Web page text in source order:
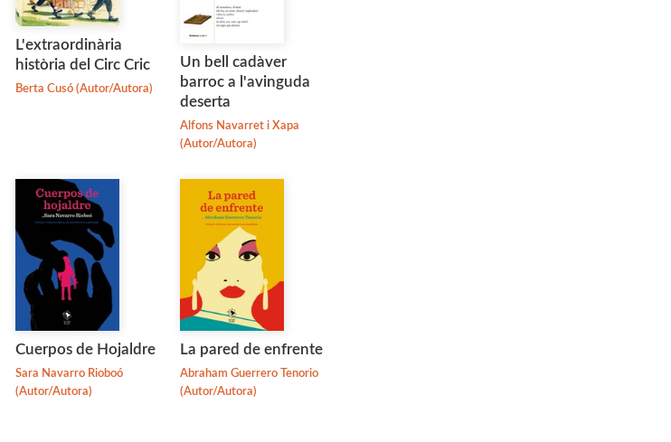
L'extraordinària
història del Circ Cric
Berta Cusó (Autor/Autora)
Un bell cadàver
barroc a l'avinguda
deserta
Alfons Navarret i Xapa
(Autor/Autora)
Cuerpos de Hojaldre
Sara Navarro Rioboó
(Autor/Autora)
La pared de enfrente
Abraham Guerrero Tenorio
(Autor/Autora)